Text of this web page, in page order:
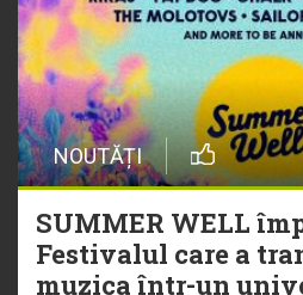
NOUTĂȚI
SUMMER WELL
Festivalul care a
muzica într-un